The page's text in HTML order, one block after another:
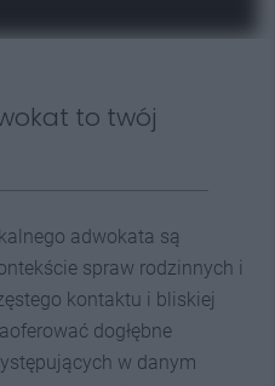
to twój
adwokata są
spraw rodzinnych i
kontaktu i bliskiej
dogłębne
w danym